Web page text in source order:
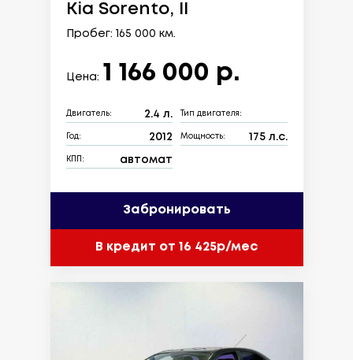
Kia Sorento, II
Пробег: 165 000 км.
Цена: 1 166 000 р.
Двигатель: 2.4 л. Тип двигателя:
Год: 2012 Мощность: 175 л.с.
КПП: автомат
Забронировать
В кредит от 16 425р/мес